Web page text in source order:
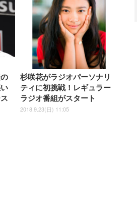
杉咲花がラジオパーソナリ
ティに初挑戦！レギュラー
ラジオ番組がスタート
2018.9.23(日) 11:05